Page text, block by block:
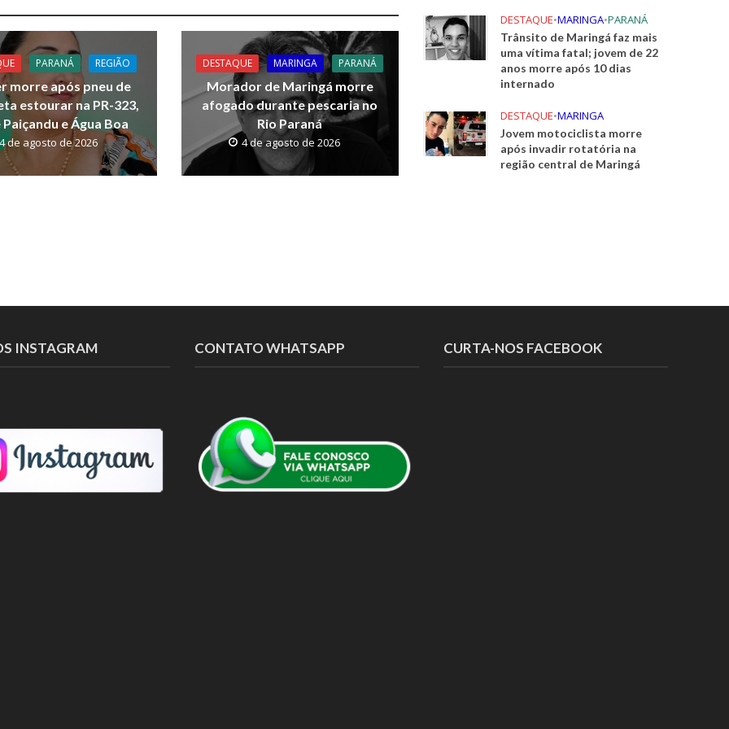
PARANÁ REGIÃO
morre após pneu de
estourar na PR-323,
e Água Boa
4 de agosto de 2026
DESTAQUE MARINGA PARANÁ
Morador de Maringá morre
afogado durante pescaria no
Rio Paraná
4 de agosto de 2026
DESTAQUE•MARINGA•PARANÁ
Trânsito de Maringá faz mais
uma vítima fatal; jovem de 22
anos morre após 10 dias
internado
DESTAQUE•MARINGA
Jovem motociclista morre
após invadir rotatória na
região central de Maringá
INSTAGRAM CONTATO WHATSAPP CURTA-NOS FACEBOOK